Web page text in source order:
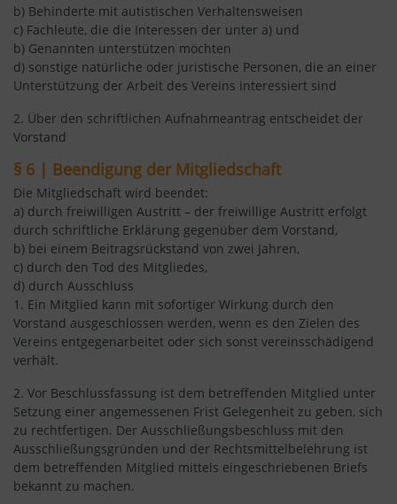
b) Behinderte mit autistischen Verhaltensweisen
c) Fachleute, die die Interessen der unter a) und
b) Genannten unterstützen möchten
d) sonstige natürliche oder juristische Personen, die an einer
Unterstützung der Arbeit des Vereins interessiert sind
2. Über den schriftlichen Aufnahmeantrag entscheidet der
Vorstand
§ 6 | Beendigung der Mitgliedschaft
Die Mitgliedschaft wird beendet:
a) durch freiwilligen Austritt – der freiwillige Austritt erfolgt
durch schriftliche Erklärung gegenüber dem Vorstand,
b) bei einem Beitragsrückstand von zwei Jahren,
c) durch den Tod des Mitgliedes,
d) durch Ausschluss
1. Ein Mitglied kann mit sofortiger Wirkung durch den
Vorstand ausgeschlossen werden, wenn es den Zielen des
Vereins entgegenarbeitet oder sich sonst vereinsschädigend
verhält.
2. Vor Beschlussfassung ist dem betreffenden Mitglied unter
Setzung einer angemessenen Frist Gelegenheit zu geben, sich
zu rechtfertigen. Der Ausschließungsbeschluss mit den
Ausschließungsgründen und der Rechtsmittelbelehrung ist
dem betreffenden Mitglied mittels eingeschriebenen Briefs
bekannt zu machen.